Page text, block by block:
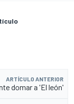
ARTÍCULO ANTERIOR
domar a 'El león'